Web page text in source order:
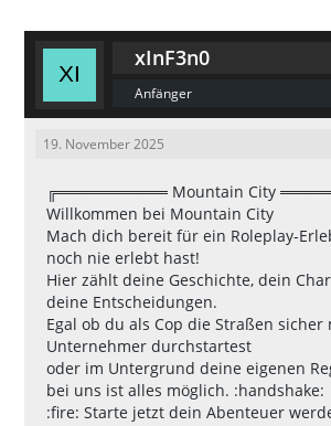
xInF3n0
Anfänger
19. November 2025
╔══════════ Mountain City
Willkommen bei Mountain City
Mach dich bereit für ein Roleplay-
noch nie erlebt hast!
Hier zählt deine Geschichte, dein
deine Entscheidungen.
Egal ob du als Cop die Straßen sicher
Unternehmer durchstartest
oder im Untergrund deine eigenen
bei uns ist alles möglich. :handshake:
:fire: Starte jetzt dein Abenteuer